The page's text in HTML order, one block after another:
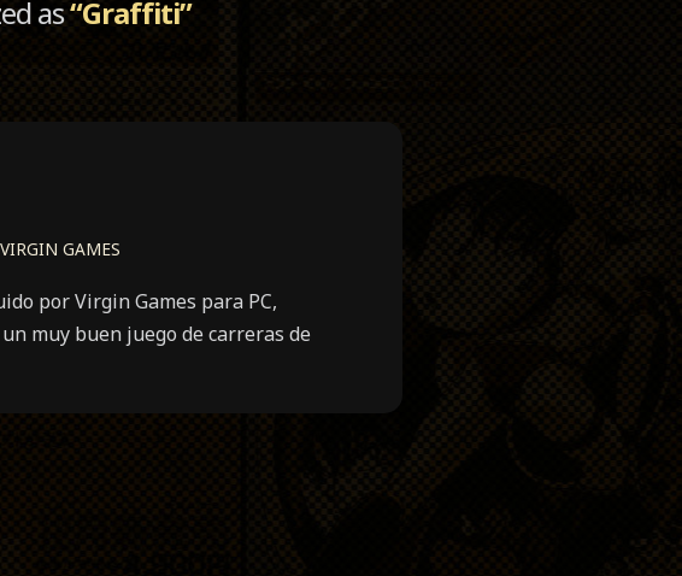
as“Graffiti”
VIRGIN GAMES
por Virgin Games para PC,
muy buen juego de carreras de